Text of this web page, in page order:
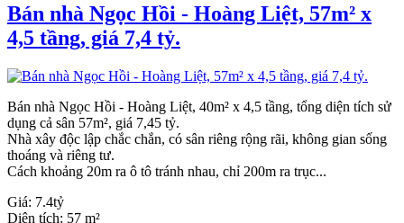
Bán nhà Ngọc Hồi - Hoàng Liệt, 57m² x
4,5 tầng, giá 7,4 tỷ.
Bán nhà Ngọc Hồi - Hoàng Liệt, 40m² x 4,5 tầng, tổng diện tích sử
dụng cả sân 57m², giá 7,45 tỷ.
Nhà xây độc lập chắc chắn, có sân riêng rộng rãi, không gian sống
thoáng và riêng tư.
Cách khoảng 20m ra ô tô tránh nhau, chỉ 200m ra trục...
Giá: 7.4tỷ
Diện tích: 57 m²